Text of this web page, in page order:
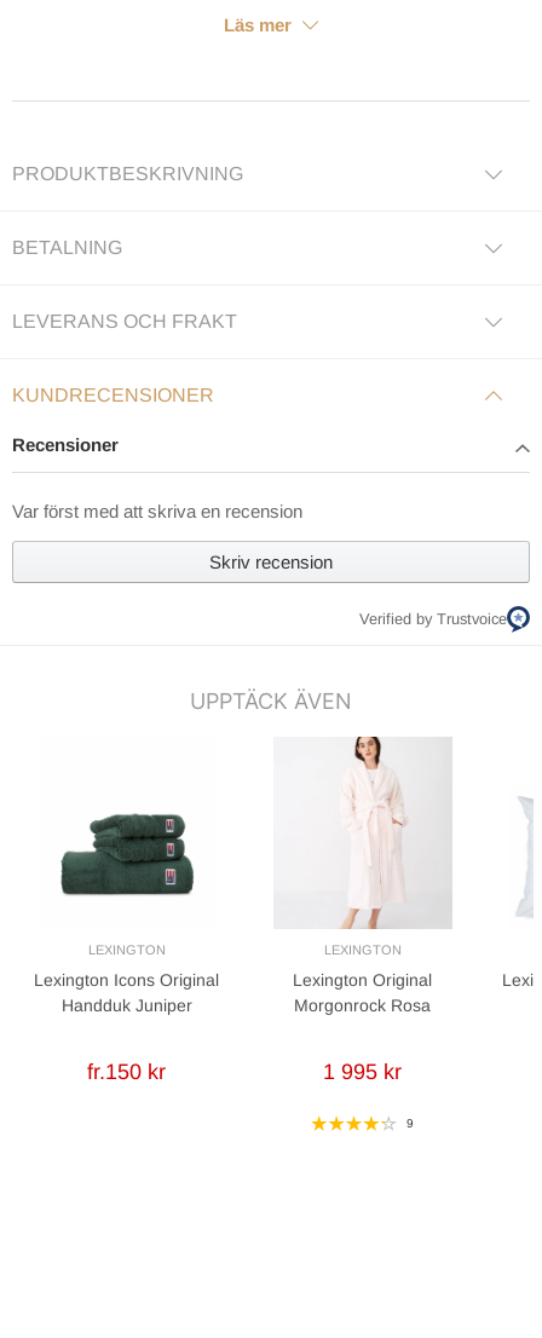
Läs mer
PRODUKTBESKRIVNING
BETALNING
LEVERANS OCH FRAKT
KUNDRECENSIONER
Recensioner
Var först med att skriva en recension
Skriv recension
Verified by Trustvoice
UPPTÄCK ÄVEN
LEXINGTON
Lexington Icons Original
Handduk Juniper
fr.150 kr
LEXINGTON
Lexington Original
Morgonrock Rosa
1 995 kr
9